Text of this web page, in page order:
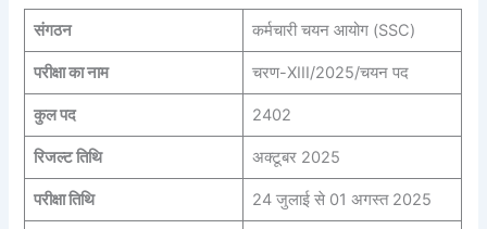
संगठन कर्मचारी चयन आयोग (SSC)
परीक्षा का नाम चरण-XIII/2025/चयन पद
कुल पद 2402
रिजल्ट तिथि अक्टूबर 2025
परीक्षा तिथि 24 जुलाई से 01 अगस्त 2025